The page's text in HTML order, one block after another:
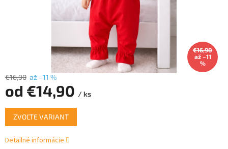
€16,90
až –11
%
€16,90 až –11 %
od €14,90 / ks
Jednotková
cena:
ZVOĽTE VARIANT
Detailné informácie